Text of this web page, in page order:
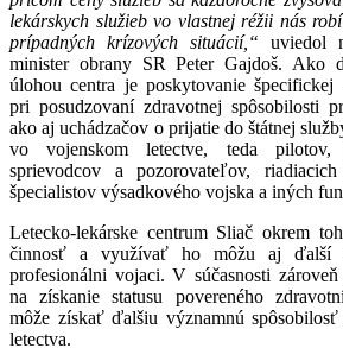
lekárskych služieb vo vlastnej réžii nás
prípadných krízových situácií,“ uviedol
minister obrany SR Peter Gajdoš. Ako
úlohou centra je poskytovanie špecifickej
pri posudzovaní zdravotnej spôsobilosti
ako aj uchádzačov o prijatie do štátnej
vo vojenskom letectve, teda pilotov,
sprievodcov a pozorovateľov,
špecialistov výsadkového vojska a iných
Letecko-lekárske centrum Sliač okrem
činnosť a využívať ho môžu aj ďalší
profesionálni vojaci. V súčasnosti
na získanie statusu povereného
môže získať ďalšiu významnú
letectva.